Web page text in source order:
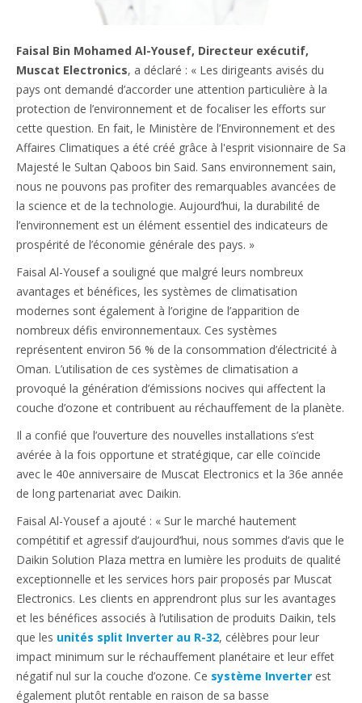
Faisal Bin Mohamed Al-Yousef, Directeur exécutif,
Muscat Electronics, a déclaré : « Les dirigeants avisés du
pays ont demandé d’accorder une attention particulière à la
protection de l’environnement et de focaliser les efforts sur
cette question. En fait, le Ministère de l’Environnement et des
Affaires Climatiques a été créé grâce à l'esprit visionnaire de Sa
Majesté le Sultan Qaboos bin Said. Sans environnement sain,
nous ne pouvons pas profiter des remarquables avancées de
la science et de la technologie. Aujourd’hui, la durabilité de
l’environnement est un élément essentiel des indicateurs de
prospérité de l’économie générale des pays. »
Faisal Al-Yousef a souligné que malgré leurs nombreux
avantages et bénéfices, les systèmes de climatisation
modernes sont également à l’origine de l’apparition de
nombreux défis environnementaux. Ces systèmes
représentent environ 56 % de la consommation d’électricité à
Oman. L’utilisation de ces systèmes de climatisation a
provoqué la génération d’émissions nocives qui affectent la
couche d’ozone et contribuent au réchauffement de la planète.
Il a confié que l’ouverture des nouvelles installations s’est
avérée à la fois opportune et stratégique, car elle coïncide
avec le 40e anniversaire de Muscat Electronics et la 36e année
de long partenariat avec Daikin.
Faisal Al-Yousef a ajouté : « Sur le marché hautement
compétitif et agressif d’aujourd’hui, nous sommes d’avis que le
Daikin Solution Plaza mettra en lumière les produits de qualité
exceptionnelle et les services hors pair proposés par Muscat
Electronics. Les clients en apprendront plus sur les avantages
et les bénéfices associés à l’utilisation de produits Daikin, tels
que les unités split Inverter au R-32, célèbres pour leur
impact minimum sur le réchauffement planétaire et leur effet
négatif nul sur la couche d’ozone. Ce système Inverter est
également plutôt rentable en raison de sa basse